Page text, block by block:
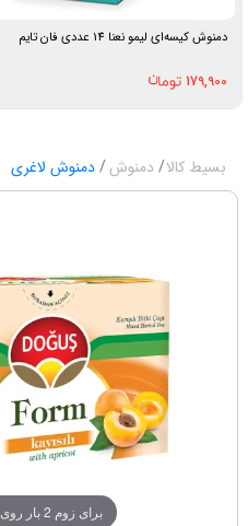
دمنوش کیسه‌ای لیمو نعنا 14 عددی فان تایم
179,900
بسیط کالا دمنوش دمنوش لاغری
برای زوم 2 بار روی عکس ضربه بزنید